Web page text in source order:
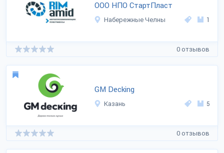
ООО НПО СтартПласт
Набережные Челны 1
0 отзывов
GM Decking
Казань 5
0 отзывов